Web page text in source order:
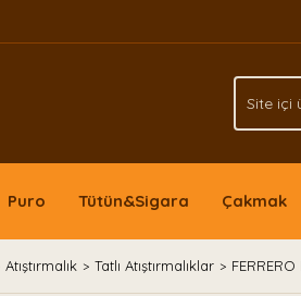
Puro Tütün&Sigara Çakmak
Atıştırmalık Tatlı Atıştırmalıklar